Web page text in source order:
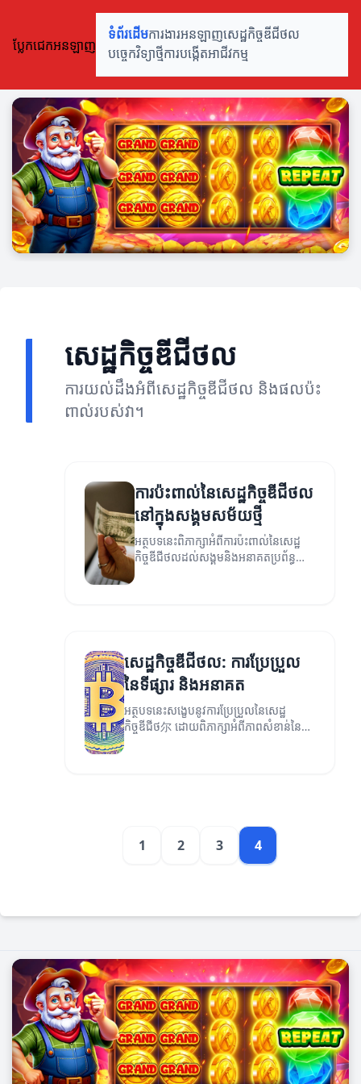
ប្លែកជេកអនឡាញ
ទំព័រដើមការងារអនឡាញសេដ្ឋកិច្ចឌីជីថល
បច្ចេកវិទ្យាថ្មីការបង្កើតអាជីវកម្ម
សេដ្ឋកិច្ចឌីជីថល
ការយល់ដឹងអំពីសេដ្ឋកិច្ចឌីជីថល និងផលប៉ះ
ពាល់របស់វា។
ការប៉ះពាល់នៃសេដ្ឋកិច្ចឌីជីថល
នៅក្នុងសង្គមសម័យថ្មី
អត្ថបទនេះពិភាក្សាអំពីការប៉ះពាល់នៃសេដ្ឋ
កិច្ចឌីជីថលដល់សង្គមនិងអនាគតប្រព័ន្ធ
សេដ្ឋកិច្ចឌីជីថល: ការប្រែប្រួល
នៃទីផ្សារ និងអនាគត
អត្ថបទនេះសង្ខេបនូវការប្រែប្រួលនៃសេដ្ឋ
កិច្ចឌីជីថ尔 ដោយពិភាក្សាអំពីភាពសំខាន់នៃ
បច្ចេកវិទ្យា និងកំណែទម្រង់ថ្មីៗលើទីផ្សារ។
1 2 3 4